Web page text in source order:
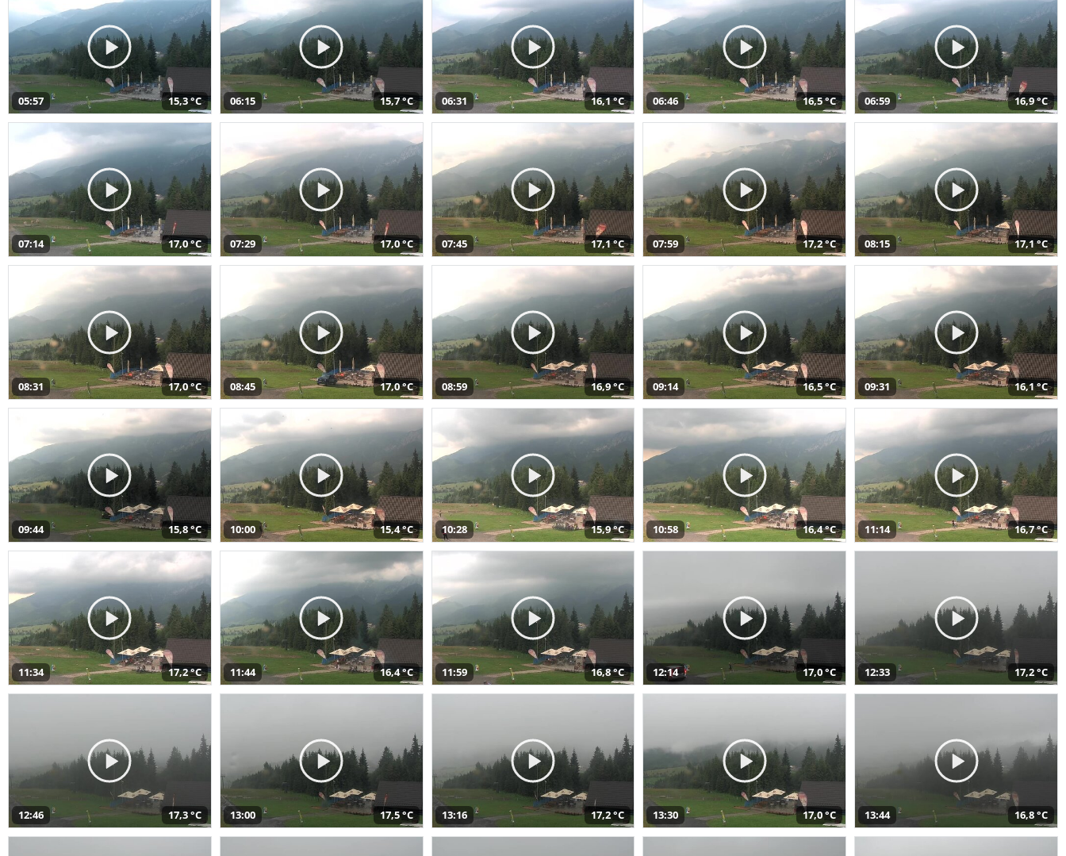
05:57 15,3 °C 06:15 15,7 °C 06:31 16,1 °C 06:46 16,5 °C 06:59 16,9 °C
07:14 17,0 °C 07:29 17,0 °C 07:45 17,1 °C 07:59 17,2 °C 08:15 17,1 °C
08:31 17,0 °C 08:45 17,0 °C 08:59 16,9 °C 09:14 16,5 °C 09:31 16,1 °C
09:44 15,8 °C 10:00 15,4 °C 10:28 15,9 °C 10:58 16,4 °C 11:14 16,7 °C
11:34 17,2 °C 11:44 16,4 °C 11:59 16,8 °C 12:14 17,0 °C 12:33 17,2 °C
12:46 17,3 °C 13:00 17,5 °C 13:16 17,2 °C 13:30 17,0 °C 13:44 16,8 °C